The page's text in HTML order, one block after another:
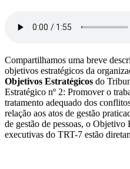
Compartilhamos uma breve
objetivos estratégicos da
Objetivos Estratégicos do
Estratégico nº 2: Promover o
tratamento adequado dos
relação aos atos de gestão
de gestão de pessoas, o
executivas do TRT-7 estão